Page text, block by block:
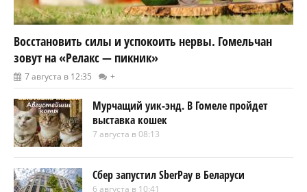
Восстановить силы и успокоить нервы. Гомельчан
зовут на «Релакс — пикник»
7 августа в 12:35 +
Мурчащий уик-энд. В Гомеле пройдет
выставка кошек
7 августа в 08:13
Сбер запустил SberPay в Беларуси
6 августа в 10:41